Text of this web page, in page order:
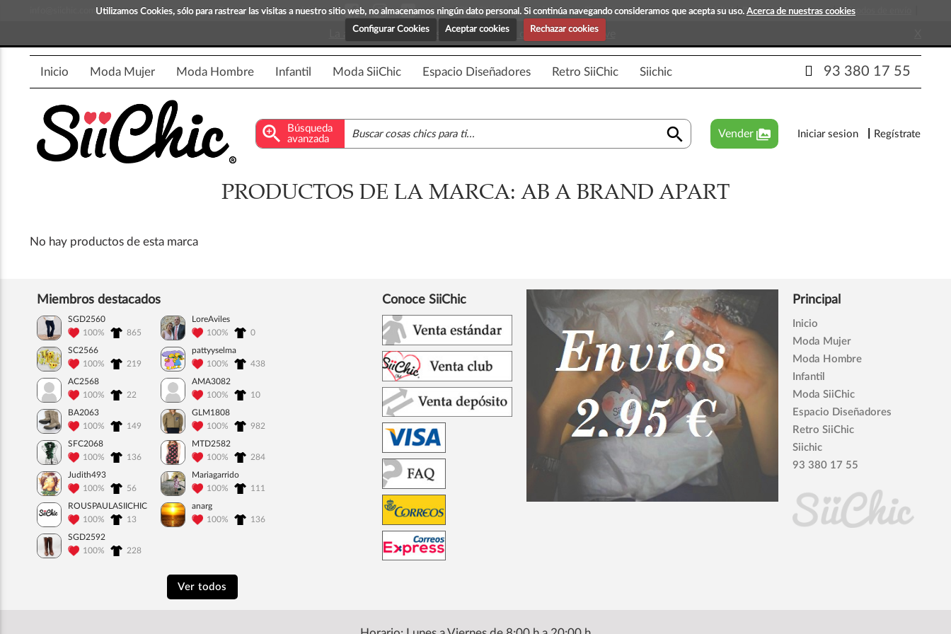
Utilizamos Cookies, sólo para rastrear las visitas a nuestro sitio web, no almacenamos ningún dato personal. Si continúa navegando consideramos que acepta su uso. Acerca de nuestras cookies
Configurar Cookies
Aceptar cookies Rechazar cookies
¡Compra y vende moda! Blog Siichic ¡Descubre maravillosas prendas que esperan tu visita! Preguntas frecuentes Métodos de envío
La app para android esta en fase beta, disponible en breve
Inicio Moda Mujer Moda Hombre Infantil Moda SiiChic Espacio Diseñadores Retro SiiChic Siichic 93 380 17 55
zoom_in
Búsqueda
avanzada
search Vender perm_media Iniciar sesion Regístrate
PRODUCTOS DE LA MARCA: AB A BRAND APART
No hay productos de esta marca
Miembros destacados
SGD2560
100%
865
LoreAviles
100%
0
SC2566
100%
219
pattyyselma
100%
438
AC2568
100%
22
AMA3082
100%
10
BA2063
100%
149
GLM1808
100%
982
SFC2068
100%
136
MTD2582
100%
284
Judith493
100%
56
Mariagarrido
100%
111
ROUSPAULASIICHIC
100%
13
anarg
100%
136
SGD2592
100%
228
Ver todos
Conoce SiiChic Principal
Inicio
Moda Mujer
Moda Hombre
Infantil
Moda SiiChic
Espacio Diseñadores
Retro SiiChic
Siichic
93 380 17 55